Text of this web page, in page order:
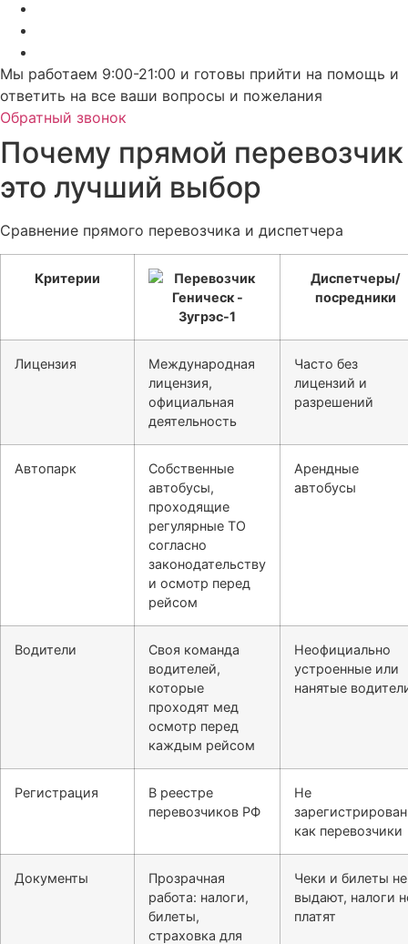
Мы работаем 9:00-21:00 и готовы прийти на помощь и
ответить на все ваши вопросы и пожелания
Обратный звонок
Почему прямой перевозчик
это лучший выбор
Сравнение прямого перевозчика и диспетчера
Критерии
Диспетчеры/
посредники
Лицензия
Международная
лицензия,
официальная
деятельность
Часто без
лицензий и
разрешений
Автопарк
Собственные
автобусы,
проходящие
регулярные ТО
согласно
законодательству
и осмотр перед
рейсом
Арендные
автобусы
Водители
Своя команда
водителей,
которые
проходят мед
осмотр перед
каждым рейсом
Неофициально
устроенные или
нанятые
Регистрация
В реестре
перевозчиков РФ
Не
как перевозчики
Документы
Прозрачная
работа: налоги,
билеты,
страховка для
Чеки и билеты не
выдают, налоги
платят